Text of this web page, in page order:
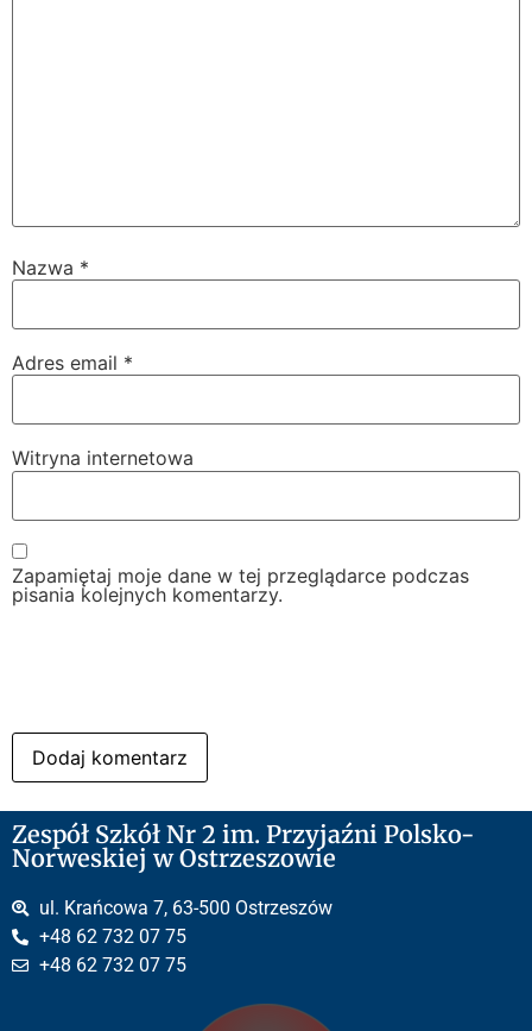
Nazwa *
Adres email *
Witryna internetowa
Zapamiętaj moje dane w tej przeglądarce podczas
pisania kolejnych komentarzy.
Zespół Szkół Nr 2 im. Przyjaźni Polsko-
Norweskiej w Ostrzeszowie
ul. Krańcowa 7, 63-500 Ostrzeszów
+48 62 732 07 75
+48 62 732 07 75